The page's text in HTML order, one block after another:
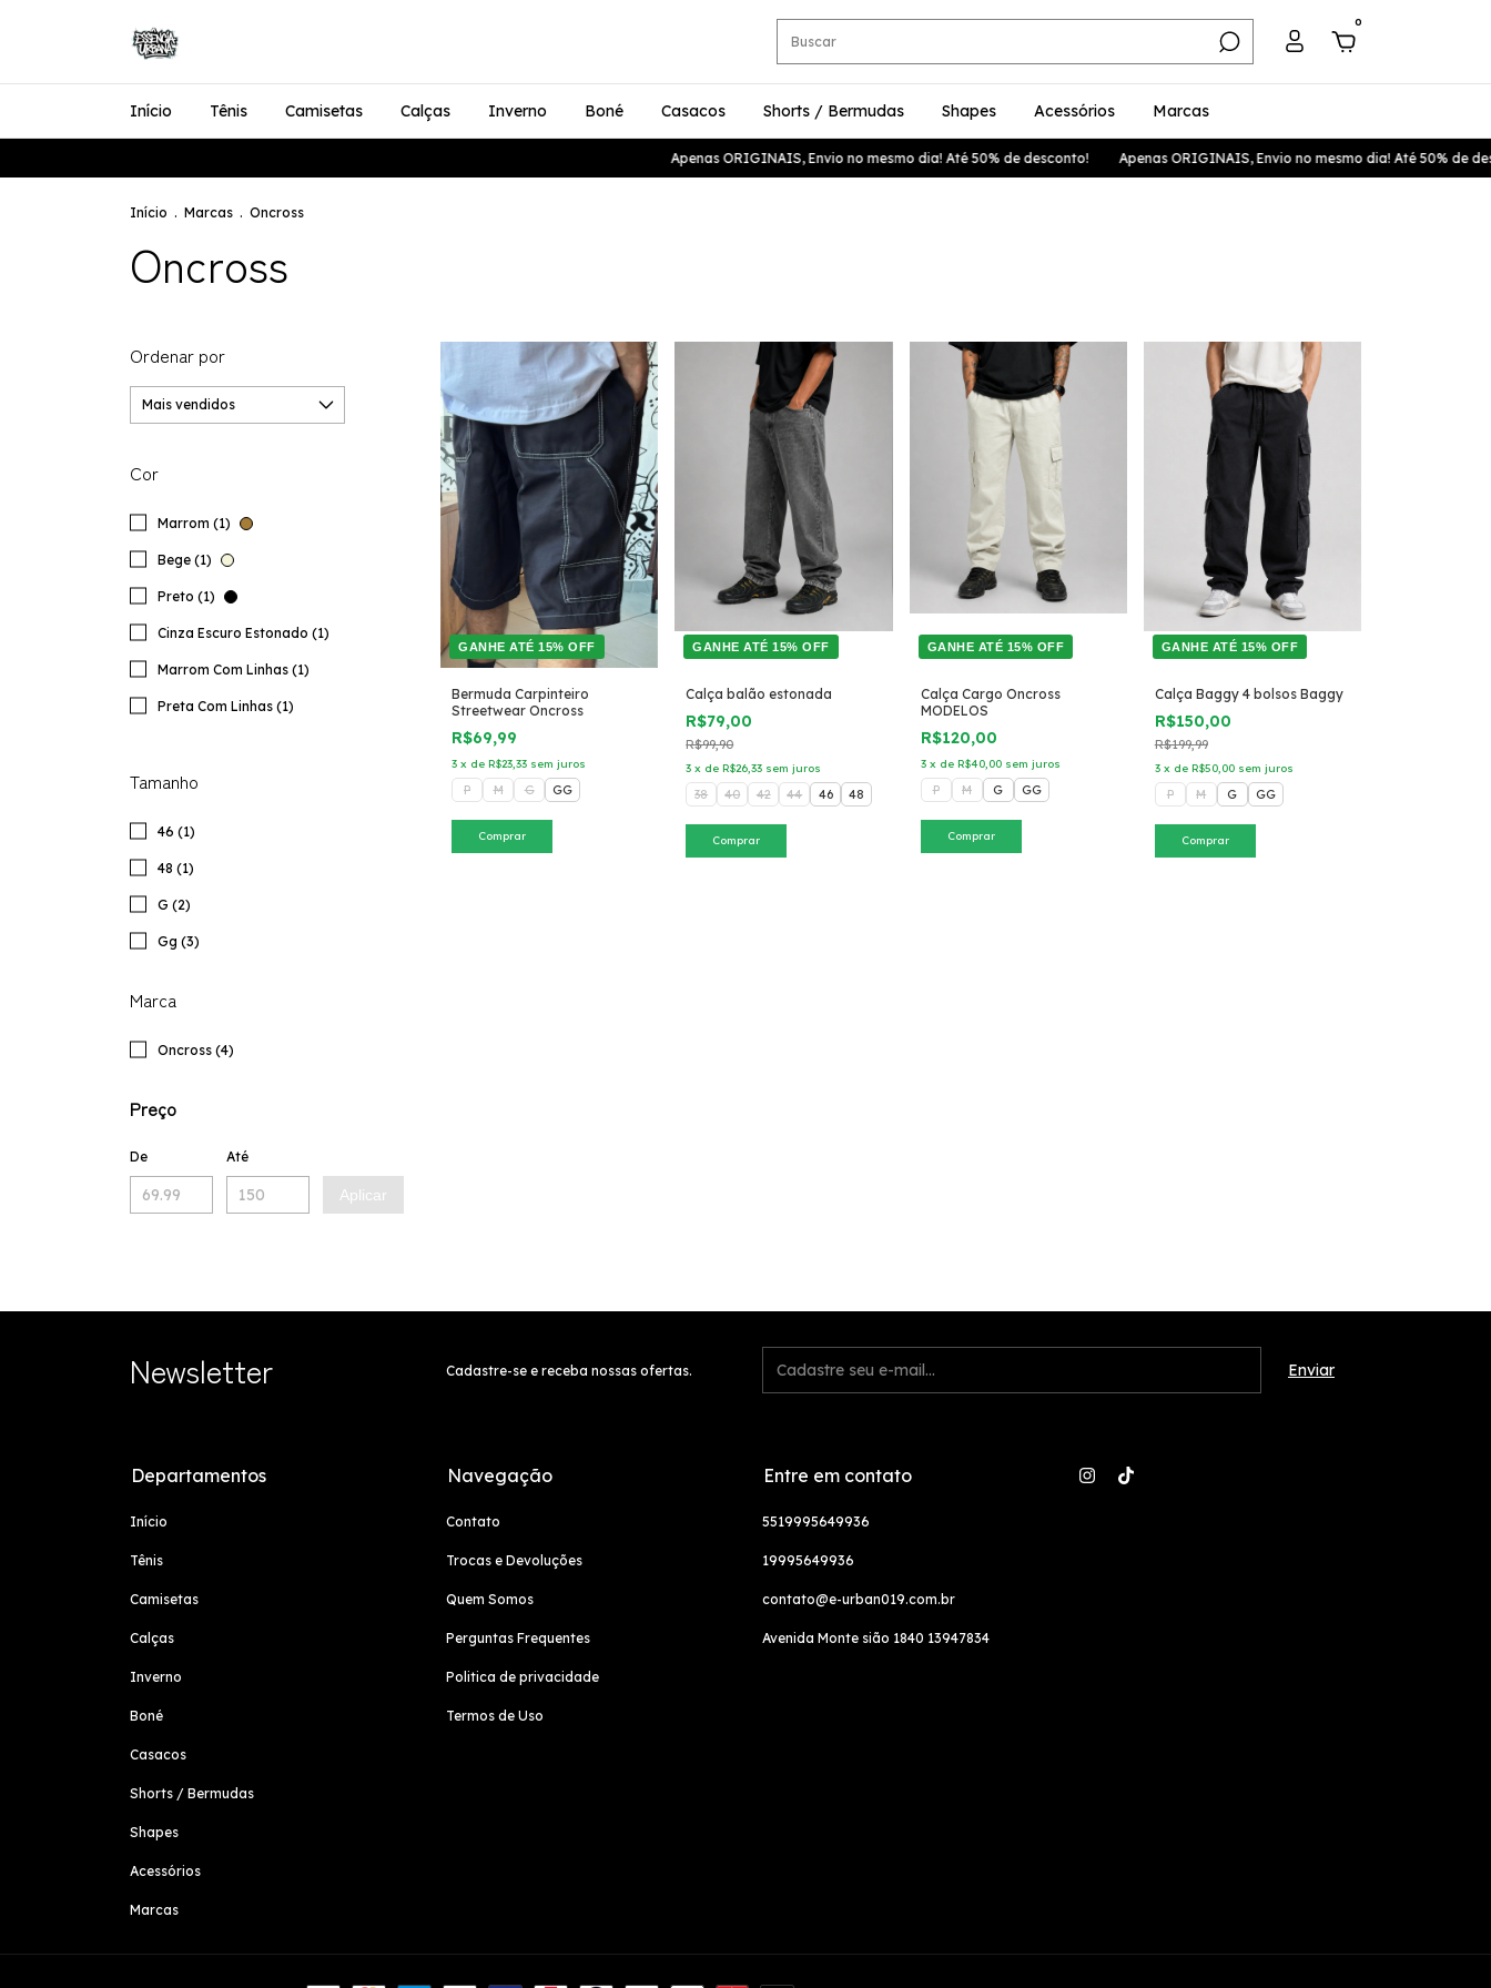
0
Início Tênis Camisetas Calças Inverno Boné Casacos Shorts / Bermudas Shapes Acessórios Marcas
Apenas ORIGINAIS, Envio no mesmo dia! Até 50% de desconto! Apenas ORIGINAIS, Envio no mesmo dia! Até 50% de
Início . Marcas . Oncross
Oncross
Ordenar por
Cor
Marrom (1)
Bege (1)
Preto (1)
Cinza Escuro Estonado (1)
Marrom Com Linhas (1)
Preta Com Linhas (1)
Tamanho
46 (1)
48 (1)
G (2)
Gg (3)
Marca
Oncross (4)
Preço
De Até
Aplicar
GANHE ATÉ 15% OFF
Bermuda Carpinteiro
Streetwear Oncross
R$69,99
3 x de R$23,33 sem juros
P M G GG
Comprar
GANHE ATÉ 15% OFF
Calça balão estonada
R$79,00
R$99,90
3 x deR$26,33 sem juros
38 40 42 44 46 48
Comprar
GANHE ATÉ 15% OFF
Calça Cargo Oncross
MODELOS
R$120,00
3 x de R$40,00 sem juros
P M G GG
Comprar
GANHE ATÉ 15% OFF
Calça Baggy 4 bolsos Baggy
R$150,00
R$199,99
3 x de R$50,00 sem juros
P M G GG
Comprar
Newsletter Cadastre-se e receba nossas ofertas.
Departamentos
Início
Tênis
Camisetas
Calças
Inverno
Boné
Casacos
Shorts / Bermudas
Shapes
Acessórios
Marcas
Navegação
Contato
Trocas e Devoluções
Quem Somos
Perguntas Frequentes
Politica de privacidade
Termos de Uso
Entre em contato
5519995649936
19995649936
contato@e-urban019.com.br
Avenida Monte sião 1840 13947834